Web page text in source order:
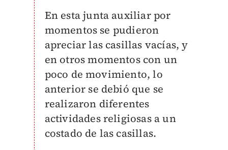
En esta junta auxiliar por
momentos se pudieron
apreciar las casillas vacías, y
en otros momentos con un
poco de movimiento, lo
anterior se debió que se
realizaron diferentes
actividades religiosas a un
costado de las casillas.